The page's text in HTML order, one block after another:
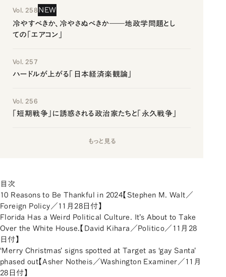
Vol. 258 NEW
冷やすべきか、冷やさぬべきか――地政学問題とし
ての「エアコン」
Vol. 257
ハードルが上がる「日本経済楽観論」
Vol. 256
「短期戦争」に誘惑される政治家たちと「永久戦争」
もっと見る
目次
10 Reasons to Be Thankful in 2024【Stephen M. Walt／
Foreign Policy／11月28日付】
Florida Has a Weird Political Culture. It’s About to Take
Over the White House.【David Kihara／Politico／11月28
日付】
‘Merry Christmas' signs spotted at Target as ‘gay Santa'
phased out【Asher Notheis／Washington Examiner／11月
28日付】